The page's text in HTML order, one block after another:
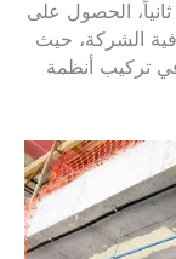
الحصول على
الشركة، حيث
في تركيب أنظمة